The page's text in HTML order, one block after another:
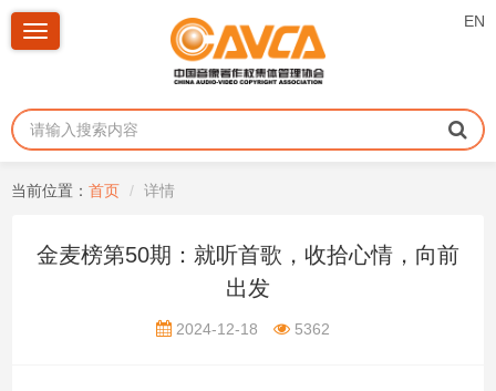
EN
Toggle
当前位置： 首页 详情
金麦榜第50期：就听首歌，收拾心情，向前
出发
2024-12-18 5362